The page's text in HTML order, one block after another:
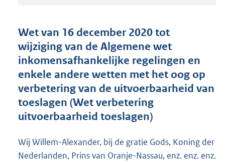
n
d
s
g
o
o
t
e
6
5
Wet van 16 december 2020 tot
wijziging van de Algemene wet
inkomensafhankelijke regelingen en
enkele andere wetten met het oog op
verbetering van de uitvoerbaarheid van
toeslagen (Wet verbetering
uitvoerbaarheid toeslagen)
Wij Willem-Alexander, bij de gratie Gods, Koning der
Nederlanden, Prins van Oranje-Nassau, enz. enz. enz.